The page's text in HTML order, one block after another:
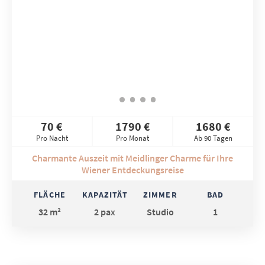
70 €
Pro Nacht
1790 €
Pro Monat
1680 €
Ab 90 Tagen
Charmante Auszeit mit Meidlinger Charme für Ihre
Wiener Entdeckungsreise
FLÄCHE
32 m²
KAPAZITÄT
2 pax
ZIMMER
Studio
BAD
1